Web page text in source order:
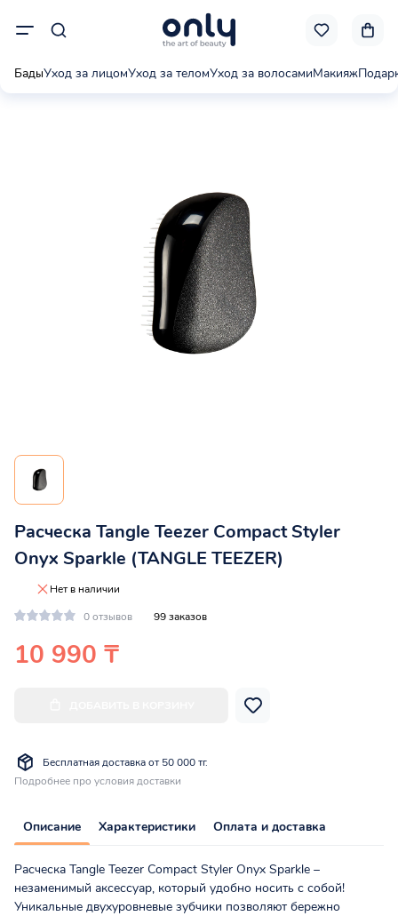
БадыУход за лицомУход за теломУход за волосамиМакияж
Расческа Tangle Teezer Compact Styler
Onyx Sparkle (TANGLE TEEZER)
Нет в наличии
0 отзывов
99 заказов
10 990 ₸
Бесплатная доставка от 50 000 тг.
Подробнее про условия доставки
Описание Характеристики Оплата и доставка
Расческа Tangle Teezer Compact Styler Onyx Sparkle –
незаменимый аксессуар, который удобно носить с собой!
Уникальные двухуровневые зубчики позволяют бережно